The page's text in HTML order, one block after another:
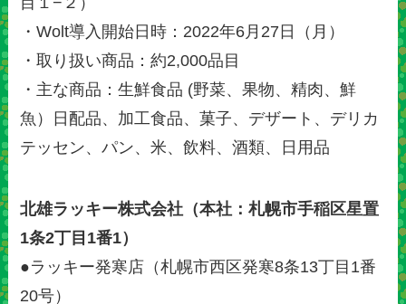
・Wolt導入開始日時：2022年6月27日（月）
・取り扱い商品：約2,000品目
・主な商品：生鮮食品 (野菜、果物、精肉、鮮
魚）日配品、加工食品、菓子、デザート、デリカ
テッセン、パン、米、飲料、酒類、日用品
北雄ラッキー株式会社（本社：札幌市手稲区星置
1条2丁目1番1）
●ラッキー発寒店（札幌市西区発寒8条13丁目1番
20号）